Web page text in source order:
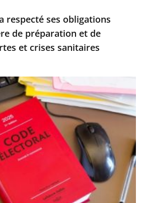
respecté ses obligations
de préparation et de
et crises sanitaires